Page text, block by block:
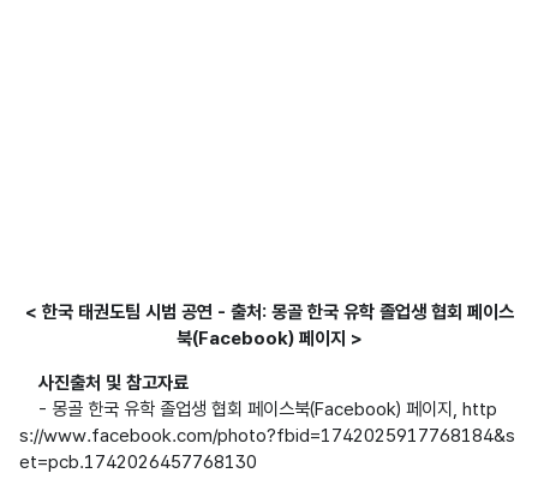
< 한국 태권도팀 시범 공연 - 출처: 몽골 한국 유학 졸업생 협회 페이스
북(Facebook) 페이지 >
사진출처 및 참고자료
s://www.facebook.com/photo?fbid=1742025917768184&s
et=pcb.1742026457768130